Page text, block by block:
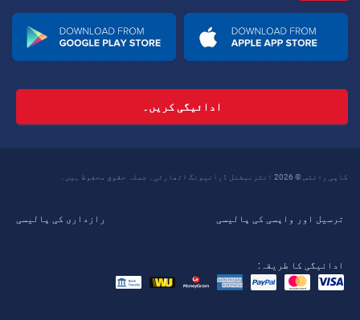
ادائیگی کریں۔
کاپی رائٹس © 2026 انٹرنیشنل ڈرائیونگ اتھارٹی۔ جملہ حقوق محفوظ ہیں۔
ترسیل اور واپسی کی پالیسی رازداری کی پالیسی
ادائیگی کا طریقہ: